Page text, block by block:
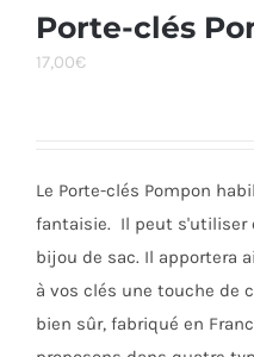
Les
sur
page
Porte-clés
17,00€
Le Porte-clés Pompon
fantaisie. Il peut s'utiliser
bijou de sac. Il apportera
à vos clés une touche de
bien sûr, fabriqué en